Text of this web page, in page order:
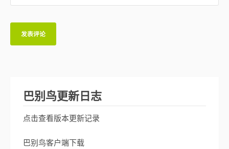
巴别鸟更新日志
点击查看版本更新记录
巴别鸟客户端下载